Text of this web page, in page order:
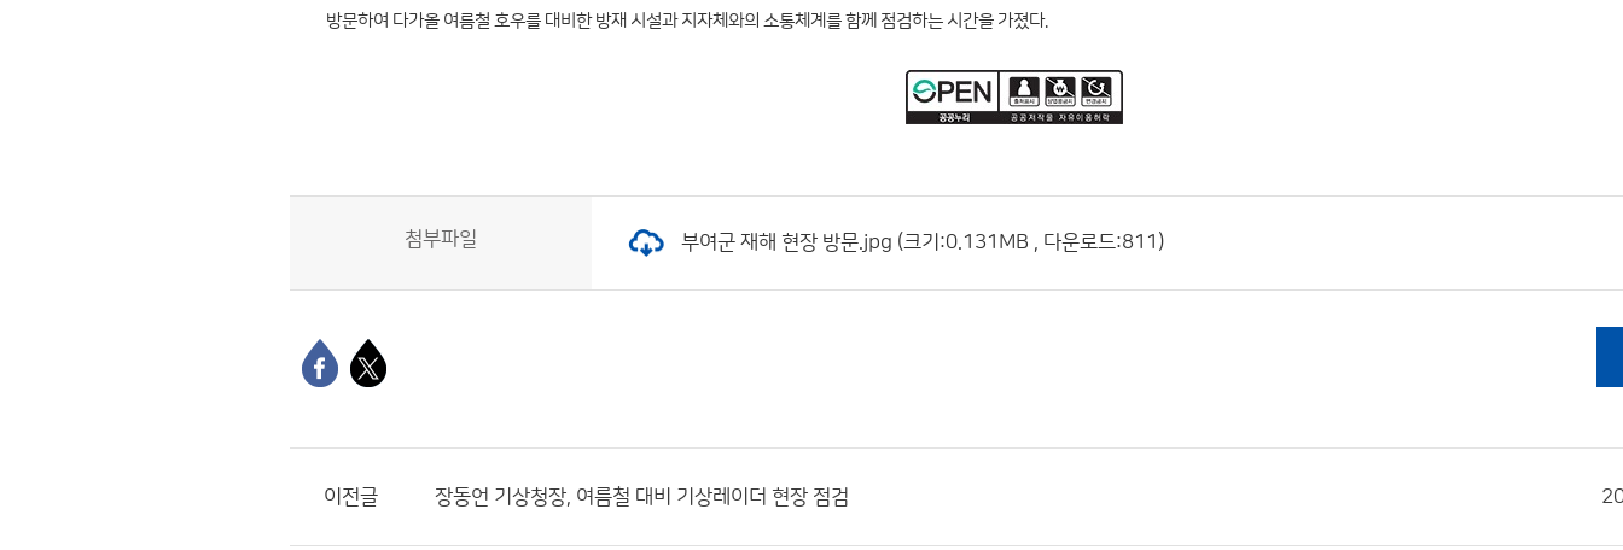
방문하여 다가올 여름철 호우를 대비한 방재 시설과 지자체와의 소통체계를 함께 점검하는 시간을 가졌다.
첨부파일 부여군 재해 현장 방문.jpg (크기:0.131MB , 다운로드:811)
이전글 장동언 기상청장, 여름철 대비 기상레이더 현장 점검